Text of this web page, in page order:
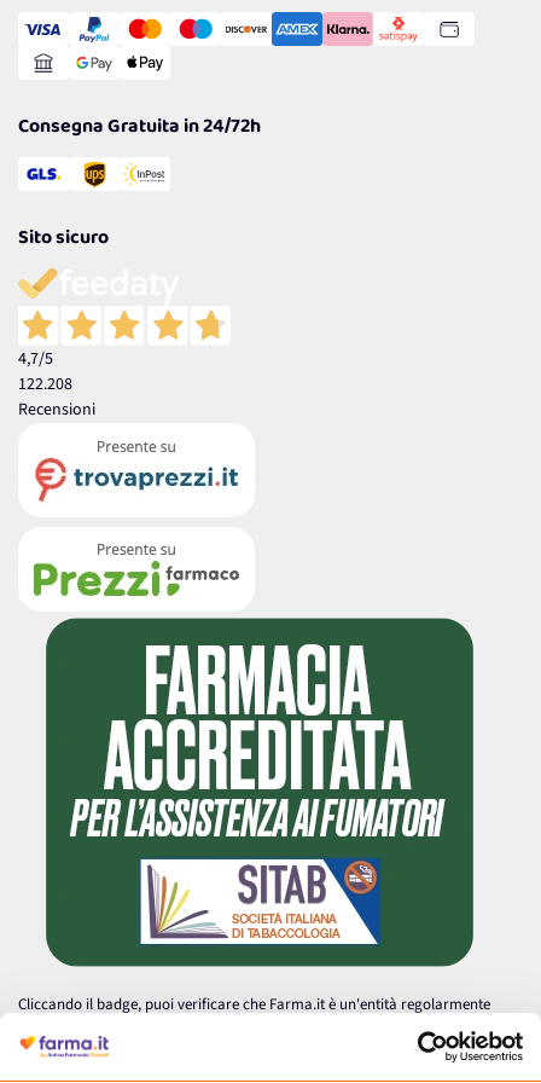
Gestisci Cookie
Reso Facile e Veloce
Consegna Gratuita in 24/72h
Sito sicuro
4,7/5
122.208
Recensioni
Cliccando il badge, puoi verificare che Farma.it è un'entità regolarmente
autorizzata dal Ministero della Salute a effettuare la vendita online di
medicinali.